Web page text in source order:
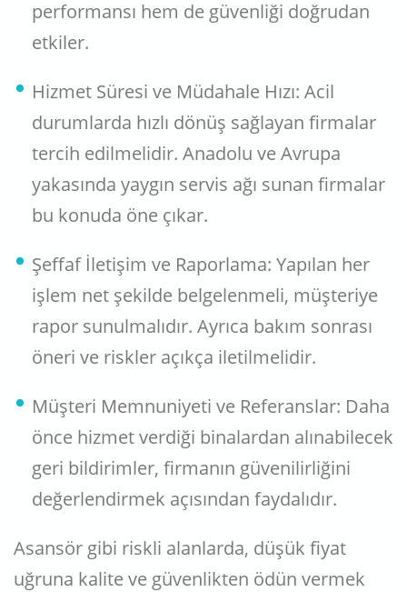
performansı hem de güvenliği doğrudan
etkiler.
Hizmet Süresi ve Müdahale Hızı: Acil
durumlarda hızlı dönüş sağlayan firmalar
tercih edilmelidir. Anadolu ve Avrupa
yakasında yaygın servis ağı sunan firmalar
bu konuda öne çıkar.
Şeffaf İletişim ve Raporlama: Yapılan her
işlem net şekilde belgelenmeli, müşteriye
rapor sunulmalıdır. Ayrıca bakım sonrası
öneri ve riskler açıkça iletilmelidir.
Müşteri Memnuniyeti ve Referanslar: Daha
önce hizmet verdiği binalardan alınabilecek
geri bildirimler, firmanın güvenilirliğini
değerlendirmek açısından faydalıdır.
Asansör gibi riskli alanlarda, düşük fiyat
uğruna kalite ve güvenlikten ödün vermek